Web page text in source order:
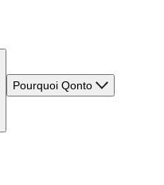
Pourquoi Qonto